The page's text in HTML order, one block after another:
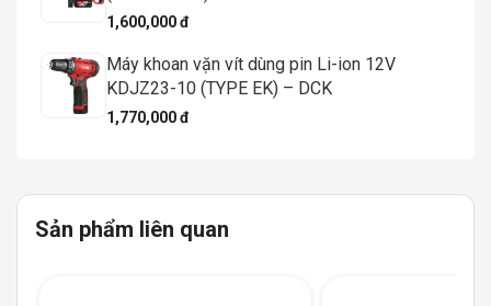
1,600,000 đ
Máy khoan vặn vít dùng pin Li-ion 12V
KDJZ23-10 (TYPE EK) – DCK
1,770,000 đ
Sản phẩm liên quan